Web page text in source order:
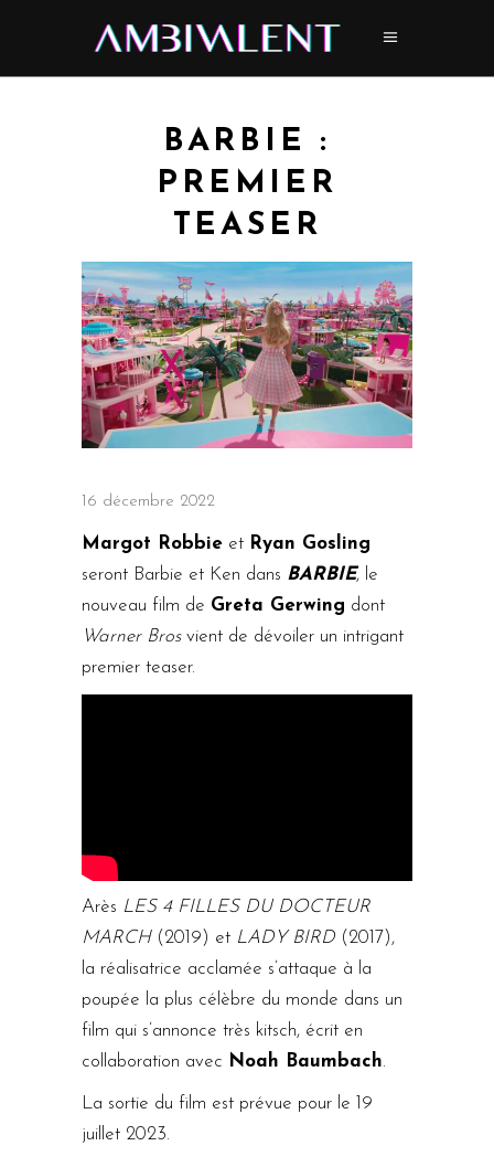
BARBIE :
PREMIER
TEASER
16 décembre 2022
Margot Robbie et Ryan Gosling
seront Barbie et Ken dans BARBIE, le
nouveau film de Greta Gerwing dont
Warner Brosvient de dévoiler un intrigant
premier teaser.
Arès LES 4 FILLES DU DOCTEUR
MARCH(2019) et LADY BIRD (2017),
la réalisatrice acclamée s’attaque à la
poupée la plus célèbre du monde dans un
film qui s’annonce très kitsch, écrit en
collaboration avec Noah Baumbach.
La sortie du film est prévue pour le 19
juillet 2023.